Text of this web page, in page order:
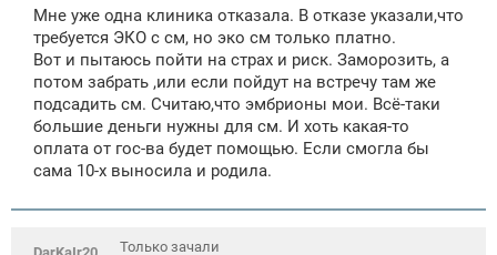
б
щ
н
и
Мне уже одна клиника отказала. В отказе указали,что
требуется ЭКО с см, но эко см только платно.
Вот и пытаюсь пойти на страх и риск. Заморозить, а
потом забрать ,или если пойдут на встречу там же
подсадить см. Считаю,что эмбрионы мои. Всё-таки
большие деньги нужны для см. И хоть какая-то
оплата от гос-ва будет помощью. Если смогла бы
сама 10-х выносила и родила.
Только зачали